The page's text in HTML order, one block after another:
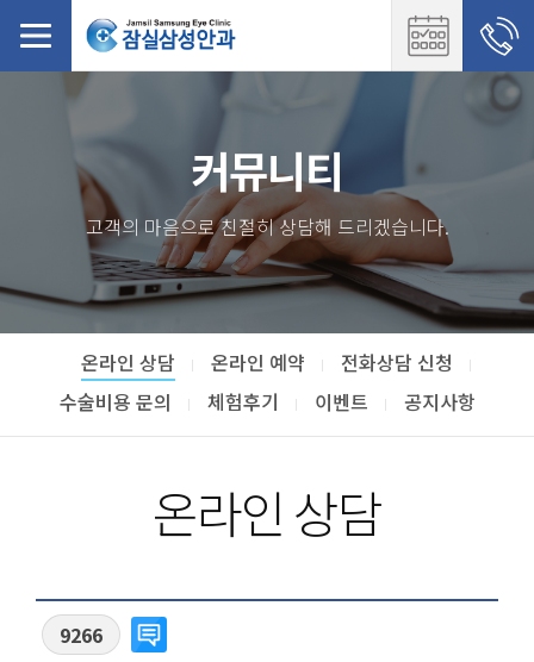
커뮤니티
고객의 마음으로 친절히 상담해 드리겠습니다.
온라인 상담 온라인 예약
전화상담 신청
수술비용 문의
체험후기 이벤트 공지사항
온라인 상담
9266